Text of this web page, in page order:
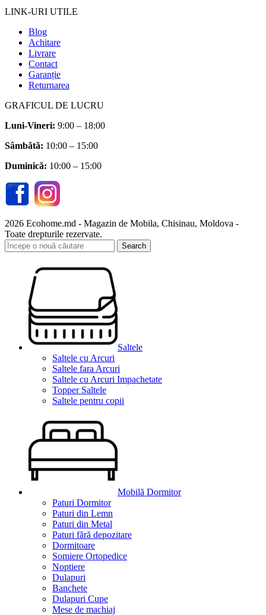
LINK-URI UTILE
Blog
Achitare
Livrare
Contact
Garanție
Returnarea
GRAFICUL DE LUCRU
Luni-Vineri: 9:00 – 18:00
Sâmbătă: 10:00 – 15:00
Duminică: 10:00 – 15:00
2026 Ecohome.md - Magazin de Mobila, Chisinau, Moldova -
Toate drepturile rezervate.
Search
Saltele
Saltele cu Arcuri
Saltele fara Arcuri
Saltele cu Arcuri Impachetate
Topper Saltele
Saltele pentru copii
Mobilă Dormitor
Paturi Dormitor
Paturi din Lemn
Paturi din Metal
Paturi fără depozitare
Dormitoare
Somiere Ortopedice
Noptiere
Dulapuri
Banchete
Dulapuri Cupe
Mese de machiaj